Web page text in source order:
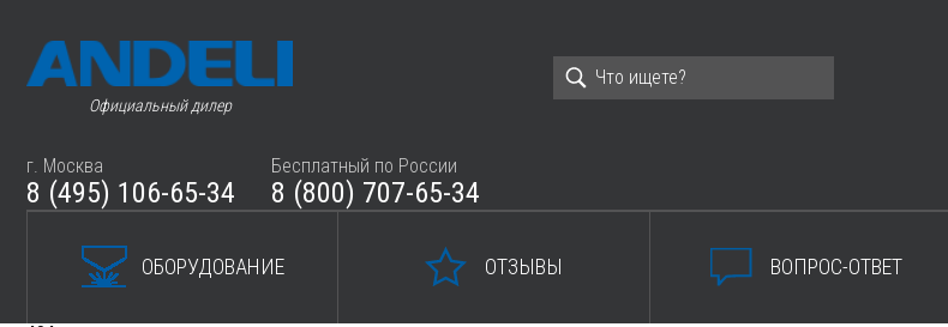
Официальный дилер
г. Москва
8 (495) 106-65-34
Бесплатный по России
8 (800) 707-65-34
ОБОРУДОВАНИЕ ОТЗЫВЫ ВОПРОС-ОТВЕТ